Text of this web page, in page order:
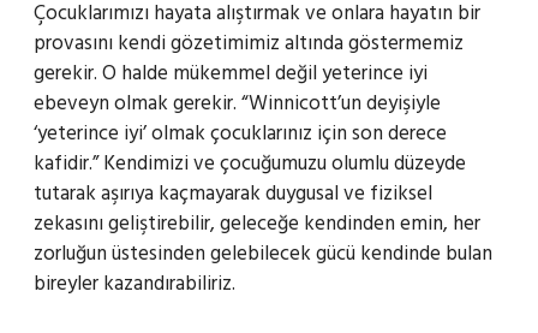
Çocuklarımızı hayata alıştırmak ve onlara hayatın bir
provasını kendi gözetimimiz altında göstermemiz
gerekir. O halde mükemmel değil yeterince iyi
ebeveyn olmak gerekir. “Winnicott’un deyişiyle
‘yeterince iyi’ olmak çocuklarınız için son derece
kafidir.” Kendimizi ve çocuğumuzu olumlu düzeyde
tutarak aşırıya kaçmayarak duygusal ve fiziksel
zekasını geliştirebilir, geleceğe kendinden emin, her
zorluğun üstesinden gelebilecek gücü kendinde bulan
bireyler kazandırabiliriz.